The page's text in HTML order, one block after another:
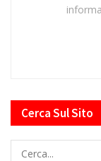
Cerca Sul Sito